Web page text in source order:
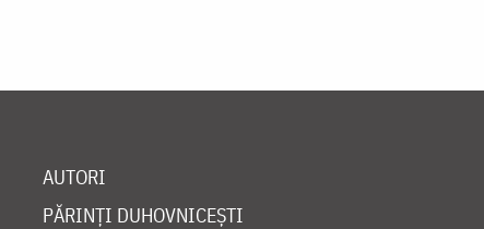
AUTORI
PĂRINȚI DUHOVNICEȘTI